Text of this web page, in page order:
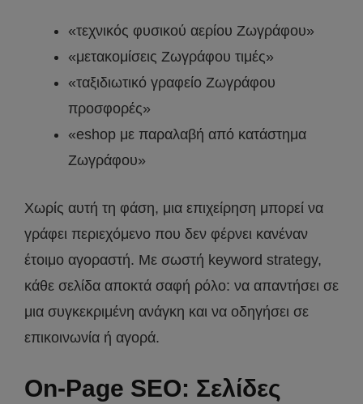
«τεχνικός φυσικού αερίου Ζωγράφου»
«μετακομίσεις Ζωγράφου τιμές»
«ταξιδιωτικό γραφείο Ζωγράφου
προσφορές»
«eshop με παραλαβή από κατάστημα
Ζωγράφου»
Χωρίς αυτή τη φάση, μια επιχείρηση μπορεί να
γράφει περιεχόμενο που δεν φέρνει κανέναν
έτοιμο αγοραστή. Με σωστή keyword strategy,
κάθε σελίδα αποκτά σαφή ρόλο: να απαντήσει σε
μια συγκεκριμένη ανάγκη και να οδηγήσει σε
επικοινωνία ή αγορά.
On-Page SEO: Σελίδες